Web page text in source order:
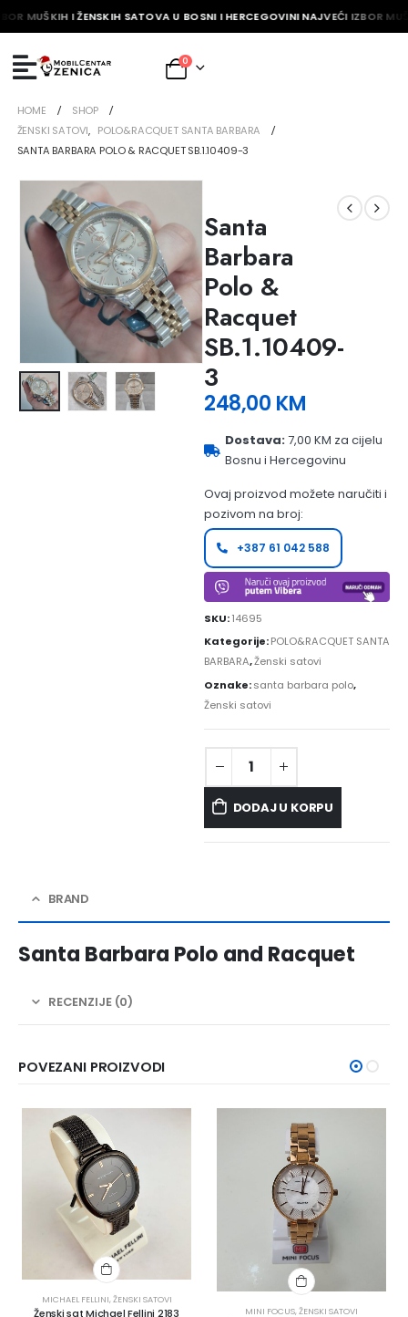
MUŠKIH I ŽENSKIH SATOVA U BOSNI I HERCEGOVINI NAJVEĆI IZBOR
0
HOME
SHOP
ŽENSKI SATOVI, POLO&RACQUET SANTA BARBARA
SANTA BARBARA POLO & RACQUET SB.1.10409-3
Santa
Barbara
Polo &
Racquet
SB.1.10409-
3
248,00 KM
Dostava:7,00 KM za cijelu
Bosnu i Hercegovinu
Ovaj proizvod možete naručiti i
pozivom na broj:
+387 61 042 588
SKU:14695
Kategorije:POLO&RACQUET SANTA
BARBARA,Ženski satovi
Oznake:santa barbara polo,
Ženski satovi
DODAJ U KORPU
BRAND
Santa Barbara Polo and Racquet
RECENZIJE (0)
POVEZANI PROIZVODI
MICHAEL FELLINI,ŽENSKI SATOVI
Ženski sat Michael Fellini 2183
MINI FOCUS,ŽENSKI SATOVI